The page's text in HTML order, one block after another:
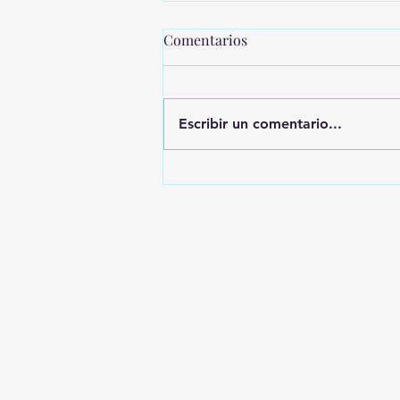
Comentarios
Escribir un comentario...